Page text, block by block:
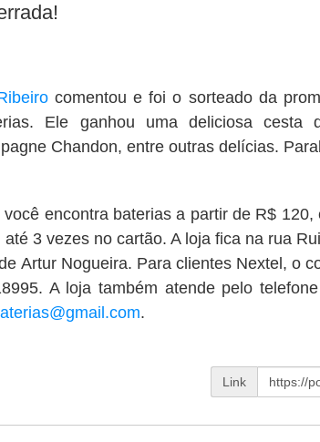
comentou e foi o sorteado da
Ele ganhou uma deliciosa cesta
Chandon, entre outras delícias.
encontra baterias a partir de R$ 120,
3 vezes no cartão. A loja fica na rua
Artur Nogueira. Para clientes Nextel, o
A loja também atende pelo
.
Link